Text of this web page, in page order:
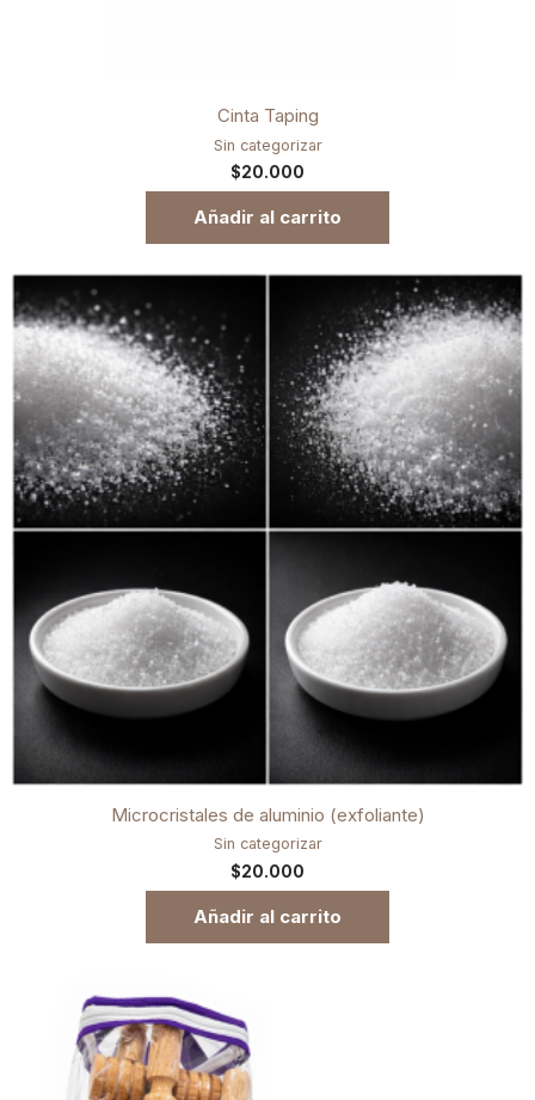
Cinta Taping
Sin categorizar
$20.000
Añadir al carrito
Microcristales de aluminio (exfoliante)
Sin categorizar
$20.000
Añadir al carrito